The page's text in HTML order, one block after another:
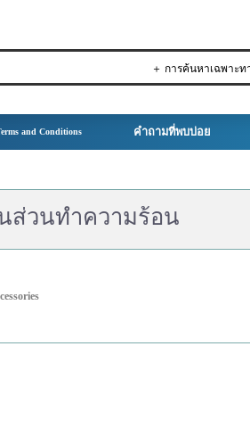
＋ การค้นหาเฉพาะท
and Conditions คำถามที่พบบ่อย
ส่วนทำความร้อน